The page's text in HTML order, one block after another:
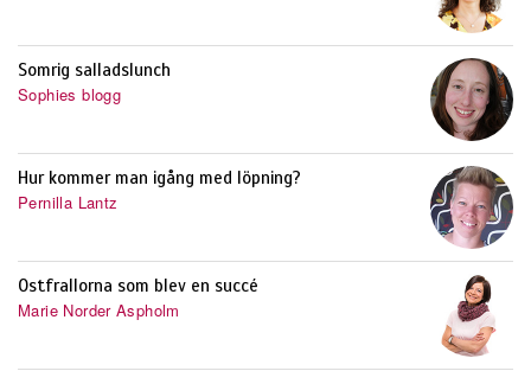
Somrig salladslunch
Sophies blogg
Hur kommer man igång med löpning?
Pernilla Lantz
Ostfrallorna som blev en succé
Marie Norder Aspholm